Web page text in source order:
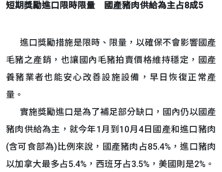
短期獎勵進口限時限量 國產豬肉供給為主占8成5
進口獎勵措施是限時、限量，以確保不會影響國產
毛豬之產銷，也讓國內毛豬拍賣價格維持穩定，國產
養豬業者也能安心改善設施設備，早日恢復正常產
量。
實施獎勵進口是為了補足部分缺口，國內仍以國產
豬肉供給為主，就今年1月到10月4日國產和進口豬肉
(含可食部為)比例來說，國產豬肉占85.4%，進口豬肉
以加拿大最多占5.4%，西班牙占3.5%，美國則是2%。